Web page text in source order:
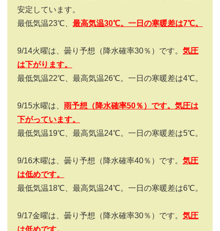
安定しています。
最低気温23℃、 最高気温30℃。一日の寒暖差は7℃。
9/14火曜は、曇り予想（降水確率30％）です。 気圧
は下がります。
最低気温22℃、最高気温26℃。一日の寒暖差は4℃。
9/15水曜は、 雨予想（降水確率50％）です。気圧は
下がっています。
最低気温19℃、最高気温24℃。一日の寒暖差は5℃。
9/16木曜は、曇り予想（降水確率40％）です。 気圧
は低めです。
最低気温18℃、最高気温24℃。一日の寒暖差は6℃。
9/17金曜は、曇り予想（降水確率30％）です。 気圧
は低めです。